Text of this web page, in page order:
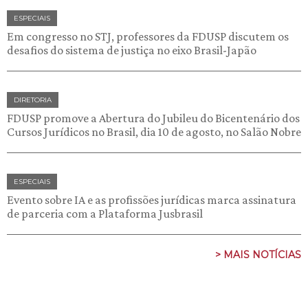
ESPECIAIS
Em congresso no STJ, professores da FDUSP discutem os
desafios do sistema de justiça no eixo Brasil-Japão
DIRETORIA
FDUSP promove a Abertura do Jubileu do Bicentenário dos
Cursos Jurídicos no Brasil, dia 10 de agosto, no Salão Nobre
ESPECIAIS
Evento sobre IA e as profissões jurídicas marca assinatura
de parceria com a Plataforma Jusbrasil
> MAIS NOTÍCIAS